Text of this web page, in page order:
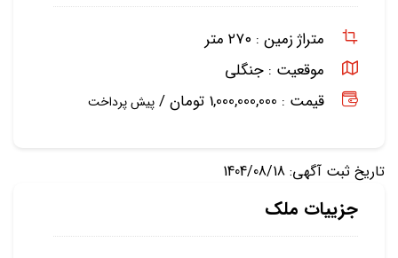
متراژ زمین : ۲۷۰ متر
موقعیت : جنگلی
قیمت : 1,000,000,000 تومان /
پیش پرداخت
تاریخ ثبت آگهی: 1404/08/18
جزییات ملک